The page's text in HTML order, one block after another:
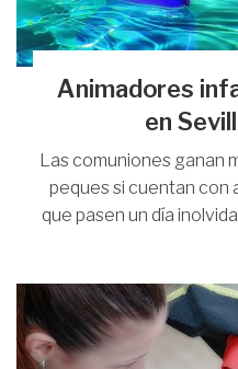
Animadores
en
Las comuniones ganan
peques si cuentan con
que pasen un día